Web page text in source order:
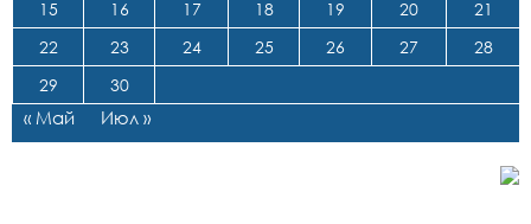
15 16 17 18 19 20
21
22
23 24 25 26 27
28
29
30
« Май Июл »